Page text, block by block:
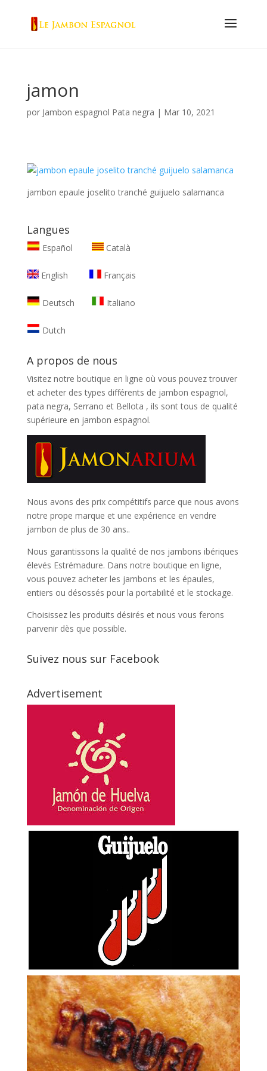
jamon
por Jambon espagnol Pata negra | Mar 10, 2021
jambon epaule joselito tranché guijuelo salamanca
Langues
Español Català
English Français
Deutsch Italiano
Dutch
A propos de nous
Visitez notre boutique en ligne où vous pouvez trouver
et acheter des types différents de jambon espagnol,
pata negra, Serrano et Bellota , ils sont tous de qualité
supérieure en jambon espagnol.
Nous avons des prix compétitifs parce que nous avons
notre prope marque et une expérience en vendre
jambon de plus de 30 ans..
Nous garantissons la qualité de nos jambons ibériques
élevés Estrémadure. Dans notre boutique en ligne,
vous pouvez acheter les jambons et les épaules,
entiers ou désossés pour la portabilité et le stockage.
Choisissez les produits désirés et nous vous ferons
parvenir dès que possible.
Suivez nous sur Facebook
Advertisement